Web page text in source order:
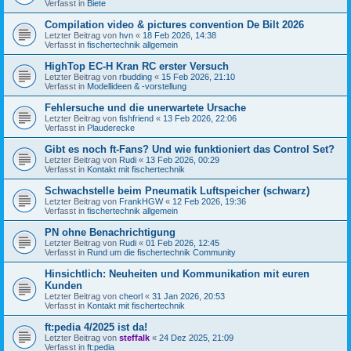
Verfasst in Biete
Compilation video & pictures convention De Bilt 2026
Letzter Beitrag von hvn « 18 Feb 2026, 14:38
Verfasst in fischertechnik allgemein
HighTop EC-H Kran RC erster Versuch
Letzter Beitrag von rbudding « 15 Feb 2026, 21:10
Verfasst in Modellideen & -vorstellung
Fehlersuche und die unerwartete Ursache
Letzter Beitrag von fishfriend « 13 Feb 2026, 22:06
Verfasst in Plauderecke
Gibt es noch ft-Fans? Und wie funktioniert das Control Set?
Letzter Beitrag von Rudi « 13 Feb 2026, 00:29
Verfasst in Kontakt mit fischertechnik
Schwachstelle beim Pneumatik Luftspeicher (schwarz)
Letzter Beitrag von FrankHGW« 12 Feb 2026, 19:36
Verfasst in fischertechnik allgemein
PN ohne Benachrichtigung
Letzter Beitrag von Rudi « 01 Feb 2026, 12:45
Verfasst in Rund um die fischertechnik Community
Hinsichtlich: Neuheiten und Kommunikation mit euren
Kunden
Letzter Beitrag von cheorl « 31 Jan 2026, 20:53
Verfasst in Kontakt mit fischertechnik
ft:pedia 4/2025 ist da!
Letzter Beitrag von steffalk « 24 Dez 2025, 21:09
Verfasst in ft:pedia